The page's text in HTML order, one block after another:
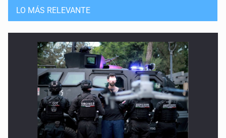
LO MÁS RELEVANTE